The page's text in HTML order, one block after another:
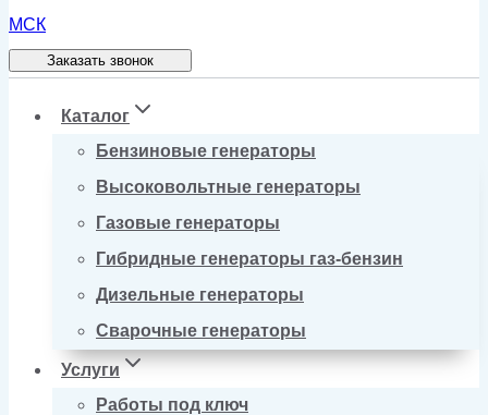
Заказать звонок
Каталог
Бензиновые генераторы
Высоковольтные генераторы
Газовые генераторы
Гибридные генераторы газ-бензин
Дизельные генераторы
Сварочные генераторы
Услуги
Работы под ключ